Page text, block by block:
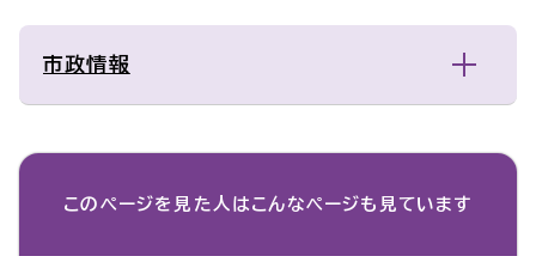
市政情報
このページを見た人は こんなページも見ています